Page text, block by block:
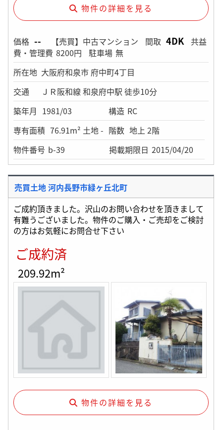
物件の詳細を見る
価格 -- 【売買】中古マンション 間取 4DK 共益
費・管理費 8200円 駐車場 無
所在地 大阪府和泉市 府中町4丁目
交通
ＪＲ阪和線 和泉府中駅 徒歩10分
築年月 1981/03 構造 RC
専有面積 76.91m² 土地 - 階数 地上 2階
物件番号 b-39 掲載期限日 2015/04/20
売買土地 河内長野市緑ヶ丘北町
ご成約頂きました。沢山のお問い合わせを頂きまして
有難うございました。物件のご購入・ご売却をご検討
の方はお気軽にお問合せ下さい
ご成約済
209.92m²
物件の詳細を見る